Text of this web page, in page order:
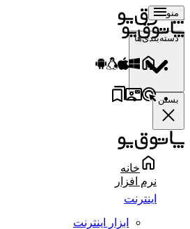
منو
دسته‌بندی‌ها
بستن
خانه
نرم افزار
اینترنت
ابزار اینترنت